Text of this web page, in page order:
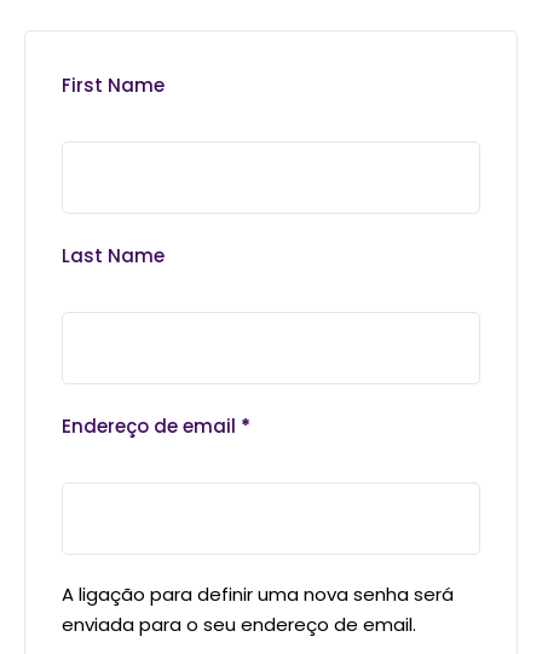
First Name
Last Name
Endereço de email *
A ligação para definir uma nova senha será
enviada para o seu endereço de email.